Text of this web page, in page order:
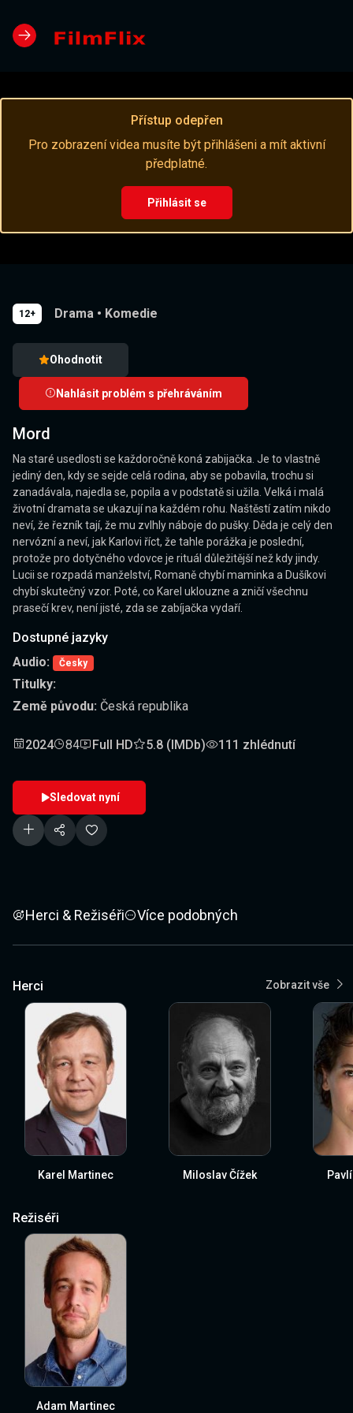
Přístup odepřen
Pro zobrazení videa musíte být přihlášeni a mít aktivní
předplatné.
Přihlásit se
12+ Drama • Komedie
Ohodnotit
Nahlásit problém s přehráváním
Mord
Na staré usedlosti se každoročně koná zabijačka. Je to vlastně
jediný den, kdy se sejde celá rodina, aby se pobavila, trochu si
zanadávala, najedla se, popila a v podstatě si užila. Velká i malá
životní dramata se ukazují na každém rohu. Naštěstí zatím nikdo
neví, že řezník tají, že mu zvlhly náboje do pušky. Děda je celý den
nervózní a neví, jak Karlovi říct, že tahle porážka je poslední,
protože pro dotyčného vdovce je rituál důležitější než kdy jindy.
Lucii se rozpadá manželství, Romaně chybí maminka a Dušíkovi
chybí skutečný vzor. Poté, co Karel uklouzne a zničí všechnu
prasečí krev, není jisté, zda se zabíjačka vydaří.
Dostupné jazyky
Audio:
Česky
Titulky:
Země původu: Česká republika
2024 84 Full HD 5.8 (IMDb) 111 zhlédnutí
Sledovat nyní
Herci & Režiséři Více podobných
Herci Zobrazit vše
Karel Martinec Miloslav Čížek
Režiséři
Adam Martinec